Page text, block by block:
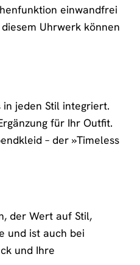
einwandfrei
Uhrwerk können
jeden Stil integriert.
für Ihr Outfit.
– der »Timeless
der Wert auf Stil,
und ist auch bei
und Ihre